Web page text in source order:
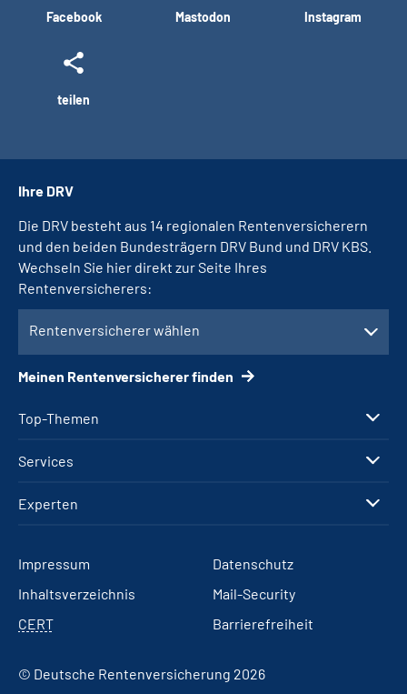
Facebook Mastodon Instagram
teilen
Top-Themen
Services
Experten
Ihre DRV
Die DRV besteht aus 14 regionalen Rentenversicherern
und den beiden Bundesträgern DRV Bund und DRV KBS.
Wechseln Sie hier direkt zur Seite Ihres
Rentenversicherers:
Rentenversicherer wählen
Meinen Rentenversicherer finden
Impressum
Datenschutz
Inhaltsverzeichnis
Mail-Security
CERT
Barrierefreiheit
© Deutsche Rentenversicherung 2026